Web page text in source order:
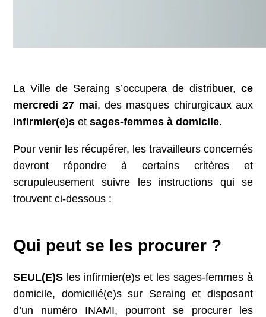
La Ville de Seraing s’occupera de distribuer, ce
mercredi 27 mai, des masques chirurgicaux aux
infirmier(e)s et sages-femmes à domicile.
Pour venir les récupérer, les travailleurs concernés
devront répondre à certains critères et
scrupuleusement suivre les instructions qui se
trouvent ci-dessous :
Qui peut se les procurer ?
SEUL(E)S les infirmier(e)s et les sages-femmes à
domicile, domicilié(e)s sur Seraing et disposant
d’un numéro INAMI, pourront se procurer les